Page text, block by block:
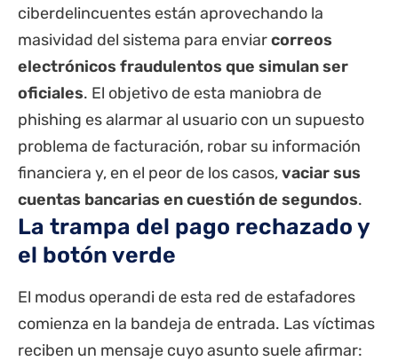
ciberdelincuentes están aprovechando la
masividad del sistema para enviarcorreos
electrónicos fraudulentos que simulan ser
oficiales. El objetivo de esta maniobra de
phishing es alarmar al usuario con un supuesto
problema de facturación, robar su información
financiera y, en el peor de los casos,vaciar sus
cuentas bancarias en cuestión de segundos.
La trampa del pago rechazado y
el botón verde
El modus operandi de esta red de estafadores
comienza en la bandeja de entrada. Las víctimas
reciben un mensaje cuyo asunto suele afirmar: